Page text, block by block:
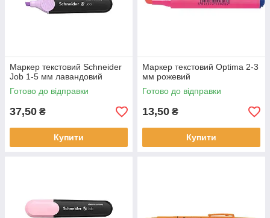
Маркер текстовий Schneider
Job 1-5 мм лавандовий
Готово до відправки
37,50 ₴
Купити
Маркер текстовий Optima 2-3
мм рожевий
Готово до відправки
13,50 ₴
Купити